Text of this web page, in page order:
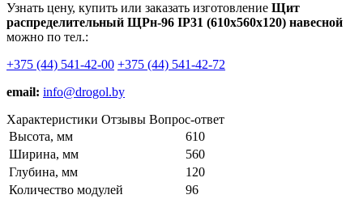
Узнать цену, купить или заказать изготовление Щит
распределительный ЩРн-96 IP31 (610х560х120) навесной
можно по тел.:
+375 (44) 541-42-00 +375 (44) 541-42-72
email: info@drogol.by
Характеристики Отзывы Вопрос-ответ
Высота, мм
610
Ширина, мм
560
Глубина, мм
120
Количество модулей
96